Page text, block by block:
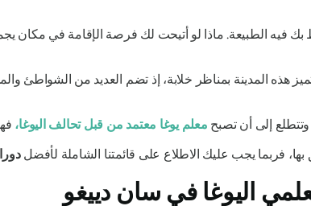
بك فيه الطبيعة. ماذا لو أتيحت لك فرصة الإقامة في مكان
هذه المدينة بمناظر خلابة، إذ تضم العديد من الشواطئ
إلى أن تصبح معلم يوغا معتمد من قبل تحالف اليوغا،
فربما يجب عليك الاطلاع على قائمتنا الشاملة لأفضل
اليوغا في سان دييغو